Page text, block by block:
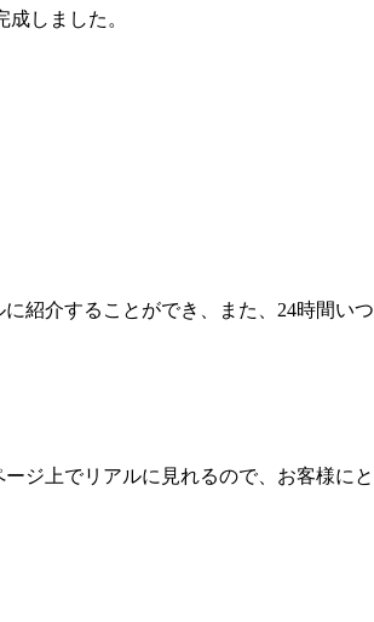
しました。
紹介することができ、また、24時間い
ジ上でリアルに見れるので、お客様に